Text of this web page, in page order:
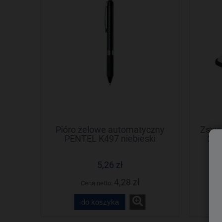
Pióro żelowe automatyczny
PENTEL K497 niebieski
5,26 zł
do koszyka